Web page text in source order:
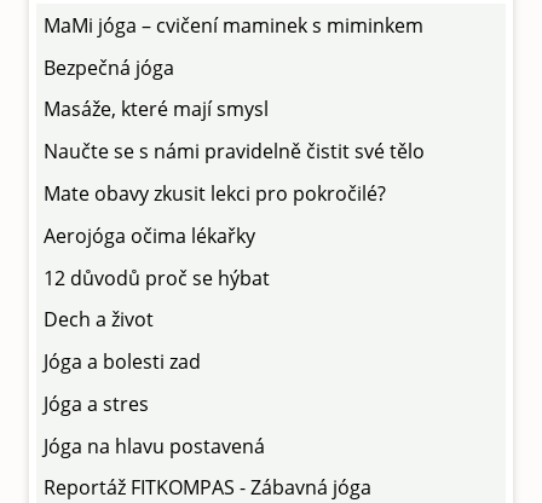
MaMi jóga – cvičení maminek s miminkem
Bezpečná jóga
Masáže, které mají smysl
Naučte se s námi pravidelně čistit své tělo
Mate obavy zkusit lekci pro pokročilé?
Aerojóga očima lékařky
12 důvodů proč se hýbat
Dech a život
Jóga a bolesti zad
Jóga a stres
Jóga na hlavu postavená
Reportáž FITKOMPAS - Zábavná jóga